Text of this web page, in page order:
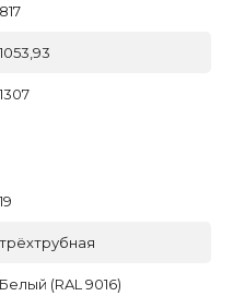
817
1053,93
1307
19
трёхтрубная
Белый (RAL 9016)